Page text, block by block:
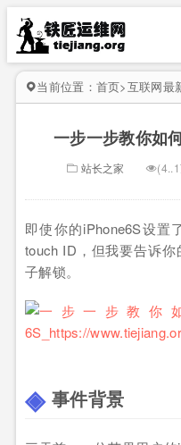
当前位置： 首页>互联网最
一步一步教你如
站长之家
即使你的iPhone6S设置
touch ID，但我要告诉
子解锁。
事件背景